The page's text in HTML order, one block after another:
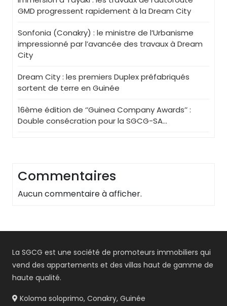
GMD progressent rapidement à la Dream City
Sonfonia (Conakry) : le ministre de l’Urbanisme
impressionné par l’avancée des travaux à Dream
City
Dream City : les premiers Duplex préfabriqués
sortent de terre en Guinée
16ème édition de ‘’Guinea Company Awards’’ :
Double consécration pour la SGCG-SA…
Commentaires
Aucun commentaire à afficher.
La SGCG est une société de promoteurs immobiliers qui
vend des appartements et des villas haut de gamme de
haute qualité.
Koloma soloprimo, Conakry, Guinée